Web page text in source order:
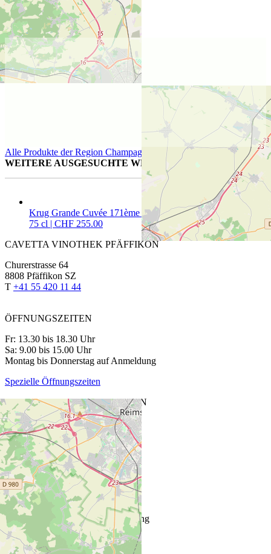
Lage des Weinguts
Alle Produkte der Region Champagne
Produkte von Champagne
WEITERE AUSGESUCHTE WEINE FÜR SIE
Krug Grande Cuvée 171ème Édition, brut
75 cl | CHF 255.00
CAVETTA VINOTHEK PFÄFFIKON
Churerstrasse 64
8808 Pfäffikon SZ
T +41 55 420 11 44
ÖFFNUNGSZEITEN
Fr: 13.30 bis 18.30 Uhr
Sa: 9.00 bis 15.00 Uhr
Montag bis Donnerstag auf Anmeldung
Spezielle Öffnungszeiten
CAVETTA VINOTHEK SIEBNEN
Glarnerstrasse 27
8854 Siebnen
T +41 55 440 13 88
ÖFFNUNGSZEITEN
Mi–Fr: 13.30 bis 18.30 Uhr
Sa: 09.00 bis 15.00 Uhr
Montag und Dienstag auf Anmeldung
Spezielle Öffnungszeiten